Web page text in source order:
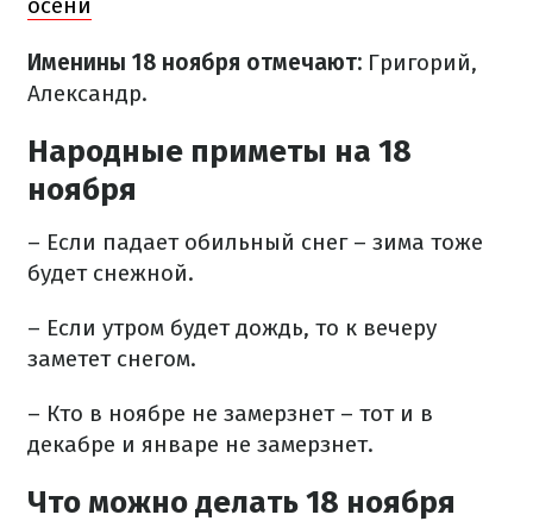
Именины 18 ноября отмечают: Григорий,
Александр.
Народные приметы на 18
ноября
– Если падает обильный снег – зима тоже
будет снежной.
– Если утром будет дождь, то к вечеру
заметет снегом.
– Кто в ноябре не замерзнет – тот и в
декабре и январе не замерзнет.
Что можно делать 18 ноября